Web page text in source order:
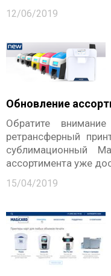
12/06/2019
Обновление
Обратите
ретрансферный
сублимационный
ассортимента уже
15/04/2019